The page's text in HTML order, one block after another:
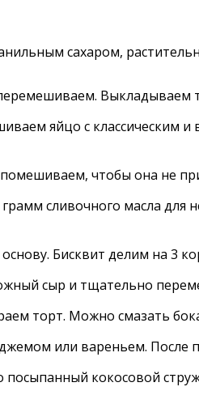
сахаром,
Выкладываем
яйцо с классическим
помешиваем, чтобы она не
сливочного масла
Бисквит делим на 3
сыр и тщательно
торт. Можно смазать
или вареньем. После